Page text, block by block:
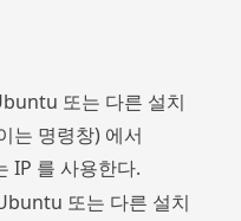
또는 다른 설치
는 명령창) 에서
IP 를 사용한다.
또는 다른 설치